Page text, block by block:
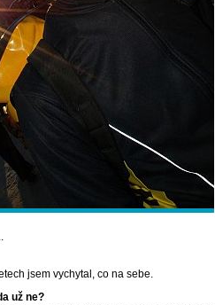
jsem vychytal, co na sebe.
už ne?